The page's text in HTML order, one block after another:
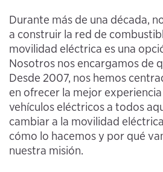
Durante más de una década,
a construir la red de
movilidad eléctrica es una
Nosotros nos encargamos de
Desde 2007, nos hemos
en ofrecer la mejor
vehículos eléctricos a todos
cambiar a la movilidad
cómo lo hacemos y por qué
nuestra misión.